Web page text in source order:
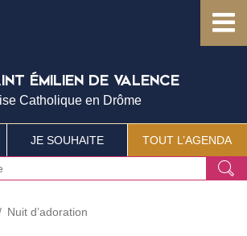
ÉMILIEN DE VALENCE
Catholique en Drôme
Ok
JE SOUHAITE TOUT L’AGENDA
Nuit d’adoration